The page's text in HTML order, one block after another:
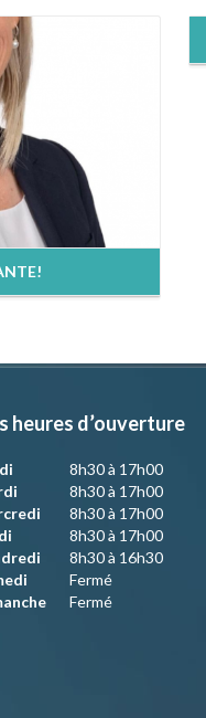
heures d’ouverture
8h30 à 17h00
8h30 à 17h00
8h30 à 17h00
8h30 à 17h00
8h30 à 16h30
Fermé
Fermé